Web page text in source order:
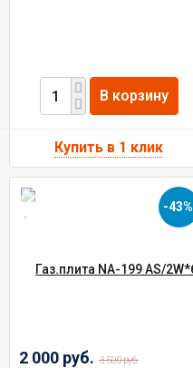
В корзину
-43%
2 000 руб. 3 500 руб.